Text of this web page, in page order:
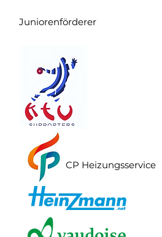
Juniorenförderer
CP Heizungsservice